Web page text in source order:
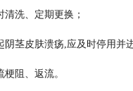
洗、定期更换；
茎皮肤溃疡,应及时停用并
阻、返流。